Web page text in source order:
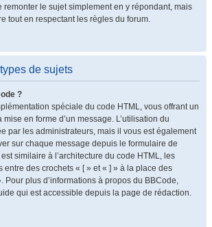
remonter le sujet simplement en y répondant, mais
tout en respectant les règles du forum.
de sujets
?
spéciale du code HTML, vous offrant un
en forme d’un message. L’utilisation du
par les administrateurs, mais il vous est également
sur chaque message depuis le formulaire de
similaire à l’architecture du code HTML, les
entre des crochets « [ » et « ] » à la place des
Pour plus d’informations à propos du BBCode,
qui est accessible depuis la page de rédaction.